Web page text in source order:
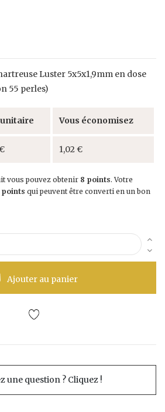
Luster 5x5x1,9mm en dose
55 perles)
Vous économisez
1,02 €
vous pouvez obtenir 8 points. Votre
points qui peuvent être converti en un bon
Ajouter au panier
une question ? Cliquez !